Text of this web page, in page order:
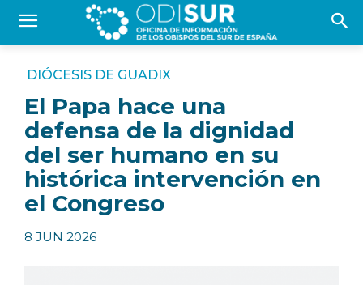
DIÓCESIS DE GUADIX
El Papa hace una
defensa de la dignidad
del ser humano en su
histórica intervención en
el Congreso
8 JUN 2026